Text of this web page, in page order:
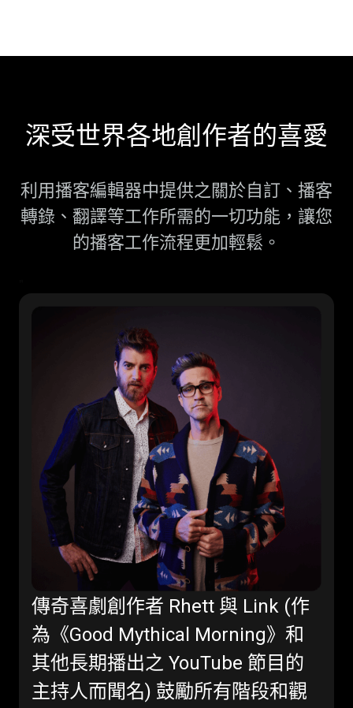
深受世界各地創作者的喜愛
利用播客編輯器中提供之關於自訂、播客
轉錄、翻譯等工作所需的一切功能，讓您
的播客工作流程更加輕鬆。
傳奇喜劇創作者 Rhett 與 Link (作
為《Good Mythical Morning》和
其他長期播出之 YouTube 節目的
主持人而聞名) 鼓勵所有階段和觀